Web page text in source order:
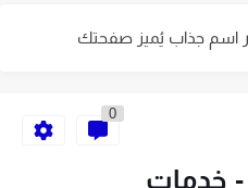
اكتب اسمًا جذابًا لمتجرك الإلكتروني باتباع 7 خطوات
0
- خدمات